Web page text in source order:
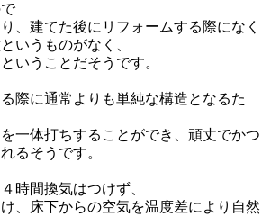
、建てた後にリフォームする際になく
いうものがなく、
いうことだそうです。
際に通常よりも単純な構造となるた
一体打ちすることができ、頑丈でかつ
るそうです。
時間換気はつけず、
、床下からの空気を温度差により自然